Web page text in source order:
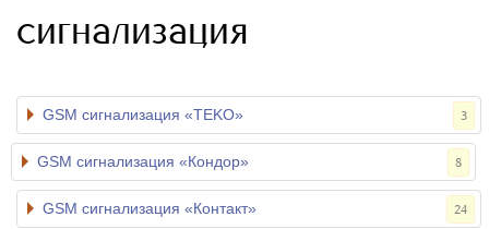
сигнализация
3
GSM сигнализация «TEKO»
8
GSM сигнализация «Кондор»
24
GSM сигнализация «Контакт»